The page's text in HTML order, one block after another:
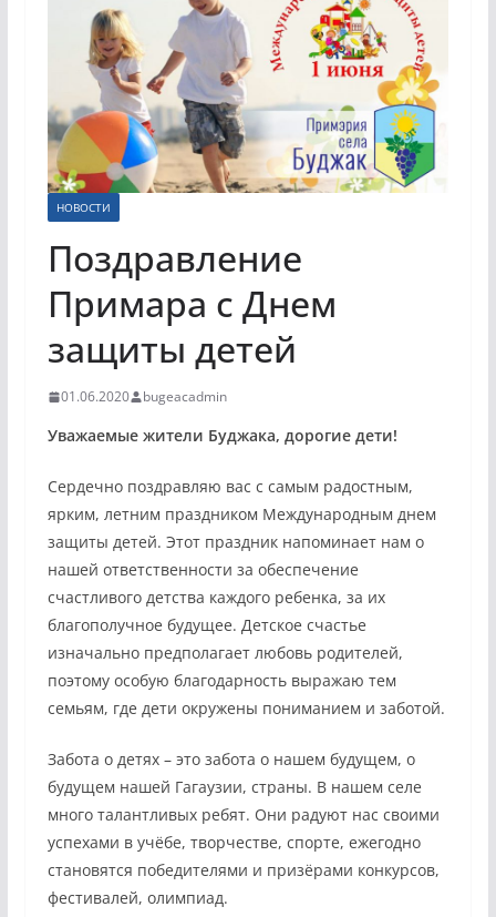
НОВОСТИ
Поздравление
Примара с Днем
защиты детей
01.06.2020 bugeacadmin
Уважаемые жители Буджака, дорогие дети!
Сердечно поздравляю вас с самым радостным,
ярким, летним праздником Международным днем
защиты детей. Этот праздник напоминает нам о
нашей ответственности за обеспечение
счастливого детства каждого ребенка, за их
благополучное будущее. Детское счастье
изначально предполагает любовь родителей,
поэтому особую благодарность выражаю тем
семьям, где дети окружены пониманием и заботой.
Забота о детях – это забота о нашем будущем, о
будущем нашей Гагаузии, страны. В нашем селе
много талантливых ребят. Они радуют нас своими
успехами в учёбе, творчестве, спорте, ежегодно
становятся победителями и призёрами конкурсов,
фестивалей, олимпиад.